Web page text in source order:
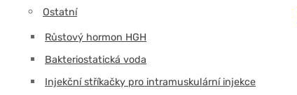
Ostatní
Růstový hormon HGH
Bakteriostatická voda
Injekční stříkačky pro intramuskulární injekce